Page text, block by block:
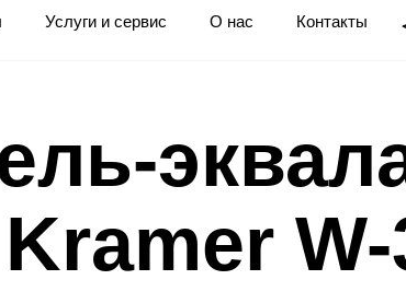
Услуги и сервис О нас Контакты